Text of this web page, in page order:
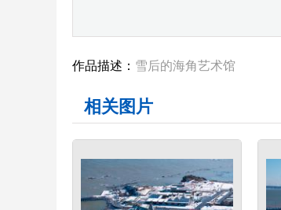
作品描述： 雪后的海角艺术馆
相关图片